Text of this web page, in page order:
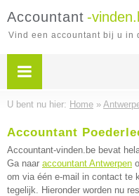
Accountant -
Vind een accountant bij u in
U bent nu hier: Home »
Accountant
Accountant-vinden.be bevat
Ga naar accountant Antwerpen
om via één e-mail in contact te
tegelijk. Hieronder worden nu